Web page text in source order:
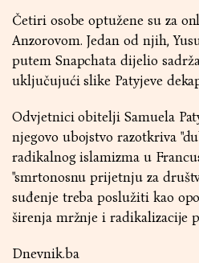
Četiri osobe optužene su za
Anzorovom. Jedan od njih,
putem Snapchata dijelio
uključujući slike Patyjeve
Odvjetnici obitelji Samuela
njegovo ubojstvo razotkriva
radikalnog islamizma u
"smrtonosnu prijetnju za
suđenje treba poslužiti kao
širenja mržnje i radikalizacije
Dnevnik.ba